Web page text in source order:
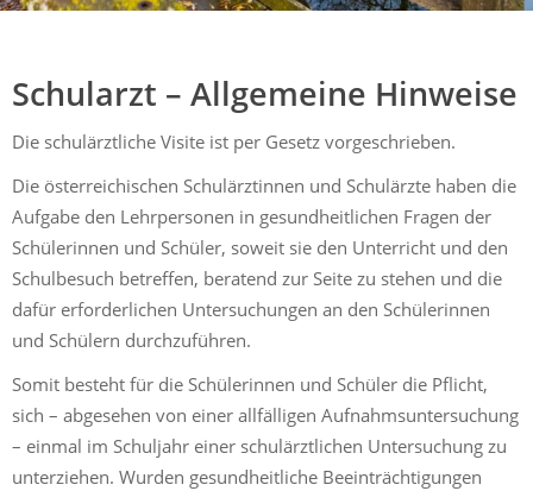
Schularzt – Allgemeine Hinweise
Die schulärztliche Visite ist per Gesetz vorgeschrieben.
Die österreichischen Schulärztinnen und Schulärzte haben die
Aufgabe den Lehrpersonen in gesundheitlichen Fragen der
Schülerinnen und Schüler, soweit sie den Unterricht und den
Schulbesuch betreffen, beratend zur Seite zu stehen und die
dafür erforderlichen Untersuchungen an den Schülerinnen
und Schülern durchzuführen.
Somit besteht für die Schülerinnen und Schüler die Pflicht,
sich – abgesehen von einer allfälligen Aufnahmsuntersuchung
– einmal im Schuljahr einer schulärztlichen Untersuchung zu
unterziehen. Wurden gesundheitliche Beeinträchtigungen